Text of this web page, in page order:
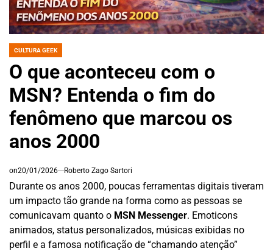
POSTED
CULTURA GEEK
O que aconteceu com o
MSN? Entenda o fim do
fenômeno que marcou os
anos 2000
on20/01/2026 Roberto Zago Sartori
Durante os anos 2000, poucas ferramentas digitais tiveram
um impacto tão grande na forma como as pessoas se
comunicavam quanto o MSN Messenger. Emoticons
animados, status personalizados, músicas exibidas no
perfil e a famosa notificação de “chamando atenção”